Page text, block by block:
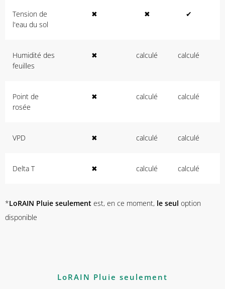
Tension de
l'eau du sol
✖ ✖ ✔
Humidité des
feuilles
✖ calculé calculé
Point de
rosée
✖ calculé calculé
VPD ✖ calculé calculé
Delta T ✖ calculé calculé
*LoRAIN Pluie seulement est, en ce moment, le seul option
disponible
LoRAIN Pluie seulement